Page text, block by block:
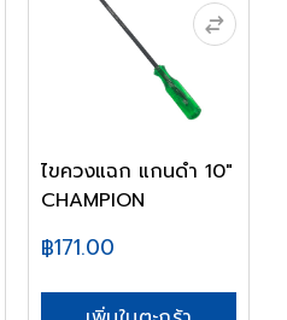
ไขควงแฉก แกนดำ 10"
CHAMPION
฿171.00